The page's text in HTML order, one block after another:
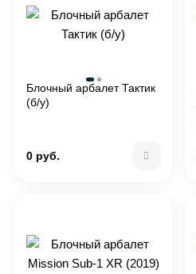
Блочный арбалет Тактик
(б/у)
0 руб.